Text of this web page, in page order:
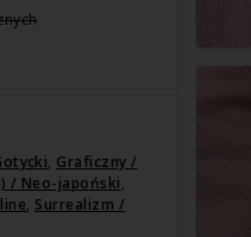
, Graficzny /
/ Neo-japoński,
, Surrealizm /